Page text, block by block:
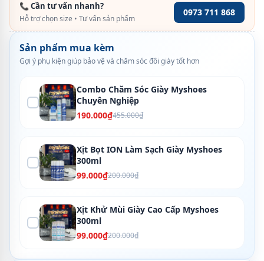
📞 Cần tư vấn nhanh?
Hỗ trợ chọn size • Tư vấn sản phẩm
0973 711 868
Sản phẩm mua kèm
Gợi ý phụ kiện giúp bảo vệ và chăm sóc đôi giày tốt hơn
Combo Chăm Sóc Giày Myshoes
Chuyên Nghiệp
190.000₫455.000₫
Xịt Bọt ION Làm Sạch Giày Myshoes
300ml
99.000₫200.000₫
Xịt Khử Mùi Giày Cao Cấp Myshoes
300ml
99.000₫200.000₫